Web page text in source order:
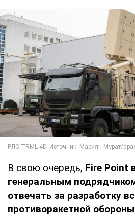
В свою очередь, Fire Point
генеральным
отвечать за разработку
противоракетной